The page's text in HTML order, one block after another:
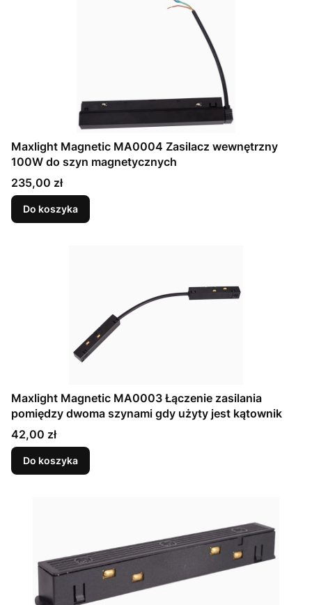
Maxlight Magnetic MA0004 Zasilacz wewnętrzny
100W do szyn magnetycznych
Cena
235,00 zł
Do koszyka
Maxlight Magnetic MA0003 Łączenie zasilania
pomiędzy dwoma szynami gdy użyty jest kątownik
Cena
42,00 zł
Do koszyka